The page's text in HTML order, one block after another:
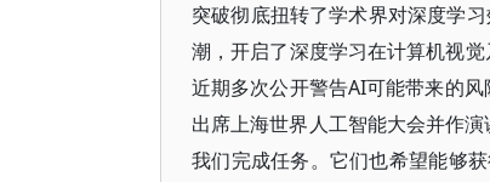
突破彻底扭转了学术界对深度学
潮，开启了深度学习在计算机视
近期多次公开警告AI可能带来的
出席上海世界人工智能大会并作
我们完成任务。它们也希望能够